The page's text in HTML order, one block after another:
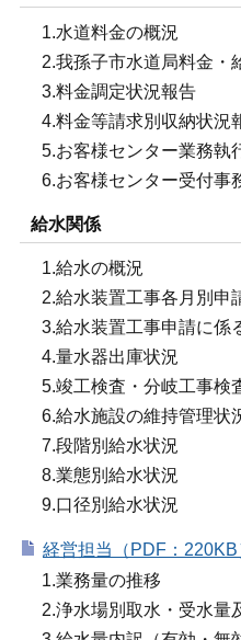
1.水道料金の概況
2.我孫子市水道局料金・
3.料金調定状況報告
4.料金等請求別収納状況
5.お客様センター業務執
6.お客様センター受付事
給水関係
1.給水の概況
2.給水装置工事各月別申
3.給水装置工事申請に係
4.量水器出庫状況
5.竣工検査・分岐工事検
6.給水施設の維持管理状
7.段階別給水状況
8.業態別給水状況
9.口径別給水状況
経営担当（PDF：220KB
1.業務量の推移
2.浄水場別取水・受水量